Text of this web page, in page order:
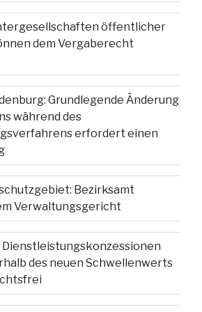
öffentlicher
dem Vergaberecht
Grundlegende Änderung
während des
erfordert einen
Bezirksamt
Verwaltungsgericht
Dienstleistungskonzessionen
des neuen Schwellenwerts